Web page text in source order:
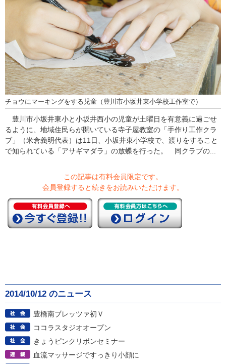
チョウにマーキングをする児童（豊川市小坂井東小学校工作室で）
豊川市小坂井東小と小坂井西小の児童が土曜日を有意義に過ごせ
るように、地域住民らが開いている寺子屋教室の「手作り工作クラ
ブ」（米倉義明代表）は11日、小坂井東小学校で、渡りをすること
で知られている「アサギマダラ」の放蝶を行った。 同クラブの...
この記事は有料会員限定です。
会員登録すると続きをお読みいただけます。
2014/10/12 のニュース
豊橋南ブレッツァ初Ｖ
ココラスタジオオープン
きょうピンクリボンセミナー
血流マッサージですっきり小顔に